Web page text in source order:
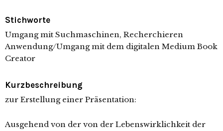
Stichworte
Umgang mit Suchmaschinen, Recherchieren
Anwendung/Umgang mit dem digitalen Medium Book
Creator
Kurzbeschreibung
zur Erstellung einer Präsentation:
Ausgehend von der von der Lebenswirklichkeit der